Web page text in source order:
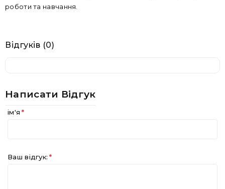
роботи та навчання.
Відгуків (0)
Написати Відгук
ім'я
Ваш відгук: